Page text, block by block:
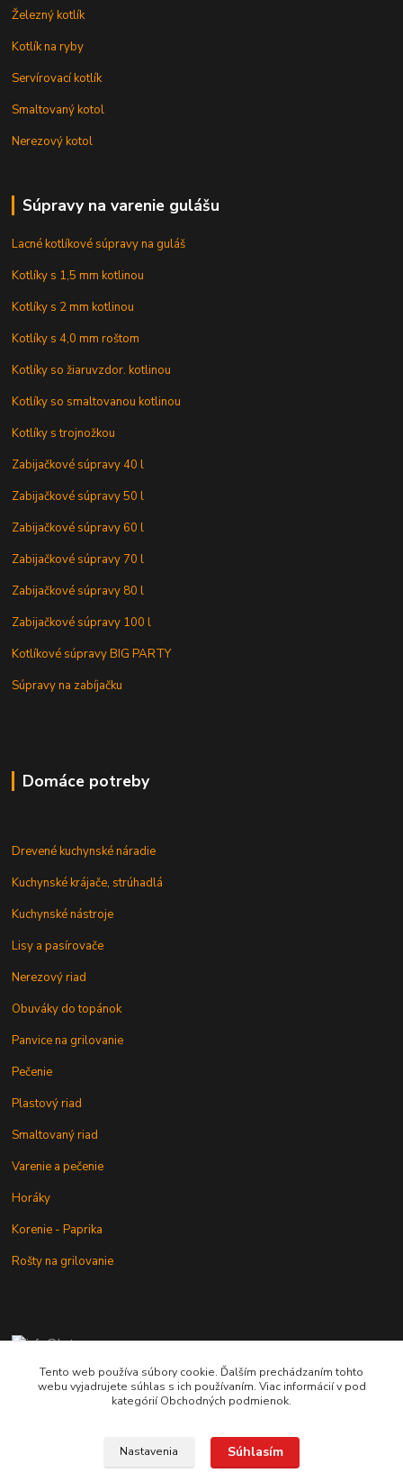
Železný kotlík
Kotlík na ryby
Servírovací kotlík
Smaltovaný kotol
Nerezový kotol
Súpravy na varenie gulášu
Lacné kotlíkové súpravy na guláš
Kotlíky s 1,5 mm kotlinou
Kotlíky s 2 mm kotlinou
Kotlíky s 4,0 mm roštom
Kotlíky so žiaruvzdor. kotlinou
Kotlíky so smaltovanou kotlinou
Kotlíky s trojnožkou
Zabijačkové súpravy 40 l
Zabijačkové súpravy 50 l
Zabijačkové súpravy 60 l
Zabijačkové súpravy 70 l
Zabijačkové súpravy 80 l
Zabijačkové súpravy 100 l
Kotlíkové súpravy BIG PARTY
Súpravy na zabíjačku
Domáce potreby
Drevené kuchynské náradie
Kuchynské krájače, strúhadlá
Kuchynské nástroje
Lisy a pasírovače
Nerezový riad
Obuváky do topánok
Panvice na grilovanie
Pečenie
Plastový riad
Smaltovaný riad
Varenie a pečenie
Horáky
Korenie - Paprika
Rošty na grilovanie
+421 902 212 007
od 8:00 - do 16:00 hod
Tento web používa súbory cookie. Ďalším prechádzaním tohto
webu vyjadrujete súhlas s ich používaním. Viac informácií v pod
kategórií Obchodných podmienok.
Nastavenia Súhlasím